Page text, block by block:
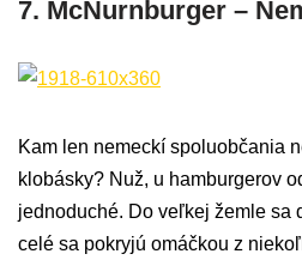
7. McNurnburger –
Kam len nemeckí spoluobčania
klobásky? Nuž, u hamburgerov
jednoduché. Do veľkej žemle sa
celé sa pokryjú omáčkou z